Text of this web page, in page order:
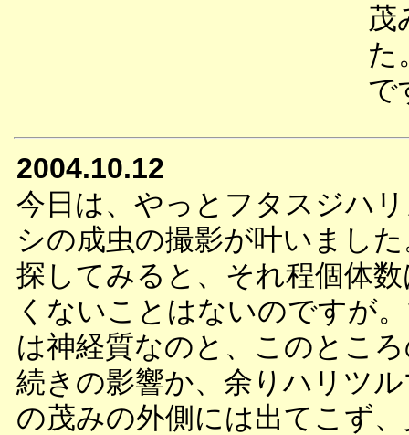
茂
た
で
2004.10.12
今日は、やっとフタスジハ
シの成虫の撮影が叶いまし
探してみると、それ程個体
くないことはないのですが
は神経質なのと、このとこ
続きの影響か、余りハリツ
の茂みの外側には出てこず